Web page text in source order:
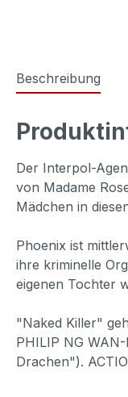
Beschreibung
Der Interpol-
von Madame
Mädchen in
Phoenix ist
ihre kriminelle
eigenen Tochter
"Naked Killer"
PHILIP NG
Drachen").